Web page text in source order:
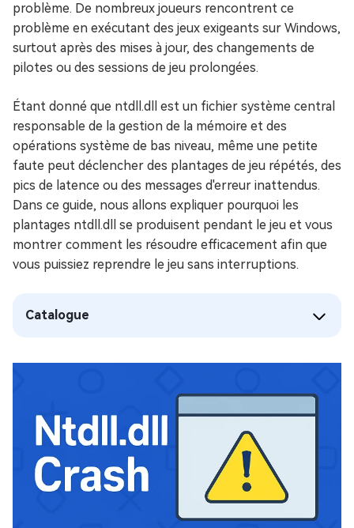
problème. De nombreux joueurs rencontrent ce
problème en exécutant des jeux exigeants sur Windows,
surtout après des mises à jour, des changements de
pilotes ou des sessions de jeu prolongées.
Étant donné que ntdll.dll est un fichier système central
responsable de la gestion de la mémoire et des
opérations système de bas niveau, même une petite
faute peut déclencher des plantages de jeu répétés, des
pics de latence ou des messages d'erreur inattendus.
Dans ce guide, nous allons expliquer pourquoi les
plantages ntdll.dll se produisent pendant le jeu et vous
montrer comment les résoudre efficacement afin que
vous puissiez reprendre le jeu sans interruptions.
Catalogue